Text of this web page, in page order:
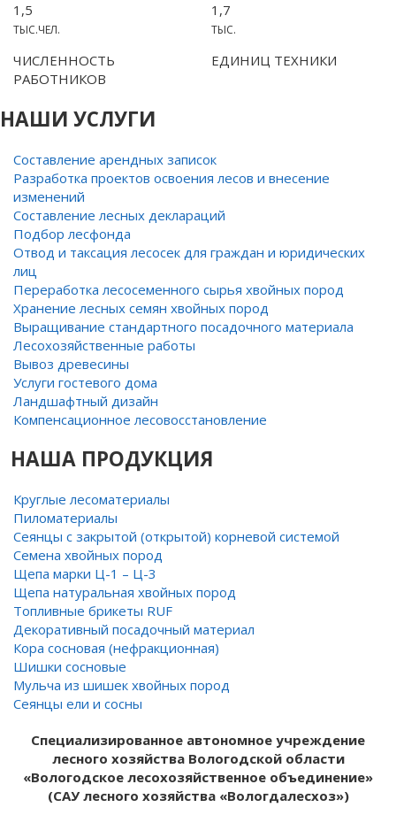
1,5
ТЫС.ЧЕЛ.
ЧИСЛЕННОСТЬ
РАБОТНИКОВ
1,7
ТЫС.
ЕДИНИЦ ТЕХНИКИ
НАШИ УСЛУГИ
Составление арендных записок
Разработка проектов освоения лесов и внесение
изменений
Составление лесных деклараций
Подбор лесфонда
Отвод и таксация лесосек для граждан и юридических
лиц
Переработка лесосеменного сырья хвойных пород
Хранение лесных семян хвойных пород
Выращивание стандартного посадочного материала
Лесохозяйственные работы
Вывоз древесины
Услуги гостевого дома
Ландшафтный дизайн
Компенсационное лесовосстановление
НАША ПРОДУКЦИЯ
Круглые лесоматериалы
Пиломатериалы
Сеянцы с закрытой (открытой) корневой системой
Семена хвойных пород
Щепа марки Ц-1 – Ц-3
Щепа натуральная хвойных пород
Топливные брикеты RUF
Декоративный посадочный материал
Кора сосновая (нефракционная)
Шишки сосновые
Мульча из шишек хвойных пород
Сеянцы ели и сосны
Специализированное автономное учреждение
лесного хозяйства Вологодской области
«Вологодское лесохозяйственное объединение»
(САУ лесного хозяйства «Вологдалесхоз»)